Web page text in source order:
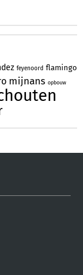
feyenoord flamingo
mijnans opbouw